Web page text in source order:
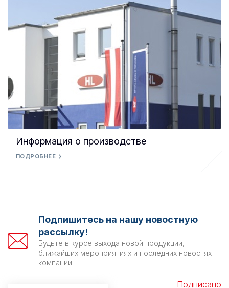
Информация о производстве
ПОДРОБНЕЕ
Подпишитесь на нашу новостную
рассылку!
Будьте в курсе выхода новой продукции,
ближайших мероприятиях и последних новостях
компании!
Подписано